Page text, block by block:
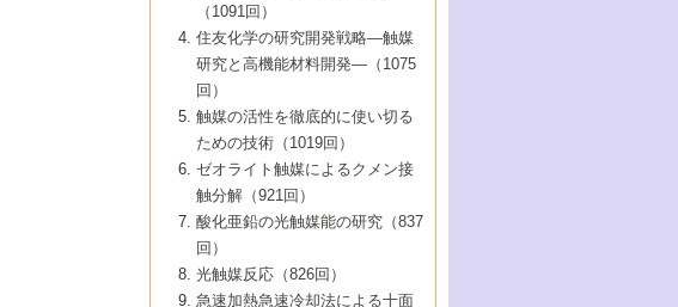
8号 若手研究者による触媒研究の未来展望
2：大学・研究所編
8号 イオン液体の応用
8号 多機能型リアクター
8号 超臨界流体を用いた化学プロセスの新
6号 第94回触媒討論会
7号 サブナノレベルでみた新しい表面現象
8号 オレフィン重合触媒の新たな展
5号 基礎化学品製造の触媒技術
6号 第92回触媒討論会
7号 基礎化学品製造の触媒技術
8号 資源の循環と触媒技術
4号 ナノ材料の調製と機能化
5号 こんな触媒が欲しい
6号 第90回触媒討論会
7号 触媒研究と学術雑誌/情報
8号 若い世代からみた触媒化学の現状と未
3号 生体触媒とバイオプロセス
4号 水素製造・利用の触媒化学
5号 触媒研究における新しい切り口：コン
ビナトリアルケミストリー
6号 第88回触媒討論会特集号
7号 企業における触媒研究のブレークスル
8号 この材料を触媒として使ってみません
2号 第85回触媒討論会
3号 反応ダイナミクス
5号 触媒のおもしろさをどのように伝える
6号 第86回触媒討論会
7号 水素化精製触媒の新しい展開
8号 新しい反応性と機能性を目指した金属
クラスタ-化学
1号 孔、穴、あな?-特異な空間とその利用-
2号 第83回触媒討論会
3号 均一系触媒反応最前線
4号 実用炭素材料の新展開
5号 研究の方法論を考える
7号 機能性金属材料と触媒
8号 触媒研究へのNMRの応用と展望
▼40巻（1998年）
進展と21世紀への提言/創立40周年記念・触
媒学会この10年の歩みとこれから/創立40周
2号 第81回触媒討論会
3号 計算機触媒化学へのさそい
4号 触媒劣化の制御と予測
5号 最新の実用プロセスと触媒
6号 第82回触媒討論会
1号 均一系と不均一系触媒反応-その特徴と
接点
2号 第79回触媒討論会
3号 最新NO除去触媒の実用化研究
4号 新しい反応場を目指した触媒調製
5号 反応・分離技術の新しい展開
6号 第80回触媒討論会
▼38巻（1996年）
1号 触媒の構造と触媒作用/C1化学を中心と
する21世紀への触媒
3号 オリンピックメダル:金・銀・銅はどん
な触媒作用を示すか
4号 触媒作用における機能の複合化
▼37巻（1995年）
1号 ファインケミカルズと固体触媒
2号 第75回触媒討論会
3号 希土類を利用した触媒
4号 触媒とリサイクル
5号 エネルギー変換触媒
▼36巻（1994年）
1号 電気化学と触媒
2号 第73回触媒討論会
3号 C4化学の展開
4号 《通常号》
▼35巻（1993年）
1号 工業触媒開発マニュアル―探索から工
業化まで
2号 第71回触媒討論会
▼34巻（1992年）
1号 インパクトを与えたこの研究
2号 第69回触媒討論会
▼33巻（1991年）
1号 触媒プロセス開発マニュアル―探索か
▼32巻（1990年）
（1091回）
住友化学の研究開発戦略―触媒
研究と高機能材料開発―（1075
回）
触媒の活性を徹底的に使い切る
ための技術（1019回）
ゼオライト触媒によるクメン接
触分解（921回）
酸化亜鉛の光触媒能の研究（837
回）
光触媒反応（826回）
急速加熱急速冷却法による十面